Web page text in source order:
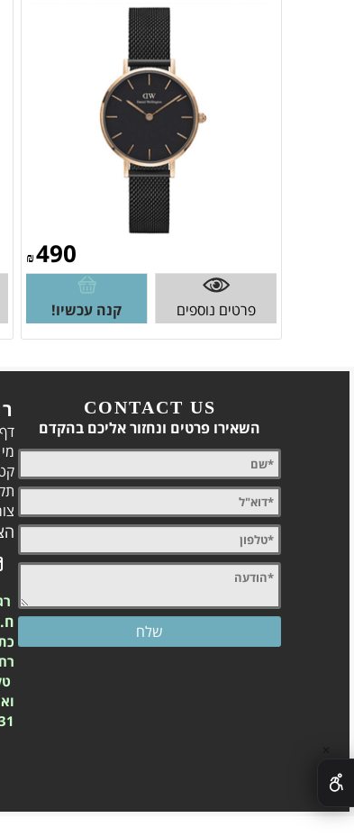
₪490
פרטים נוספים קנה עכשיו!
CONTACT US
השאירו פרטים ונחזור אליכם בהקדם
ח.פ: